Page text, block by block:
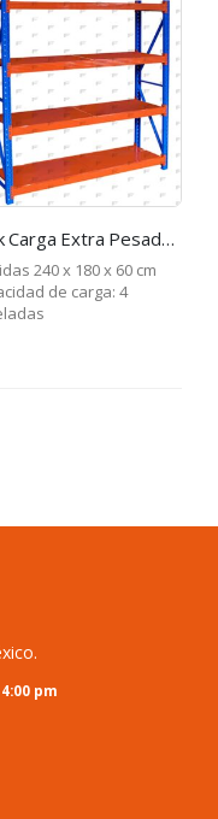
Rack Carga Extra Pesada, Total carga 4 Toneladas
240 x 180 x 60 cm
de carga: 4
pm